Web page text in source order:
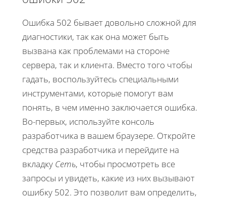
Ошибка 502 бывает довольно сложной для
диагностики, так как она может быть
вызвана как проблемами на стороне
сервера, так и клиента. Вместо того чтобы
гадать, воспользуйтесь специальными
инструментами, которые помогут вам
понять, в чем именно заключается ошибка.
Во-первых, используйте консоль
разработчика в вашем браузере. Откройте
средства разработчика и перейдите на
вкладку Сеть, чтобы просмотреть все
запросы и увидеть, какие из них вызывают
ошибку 502. Это позволит вам определить,